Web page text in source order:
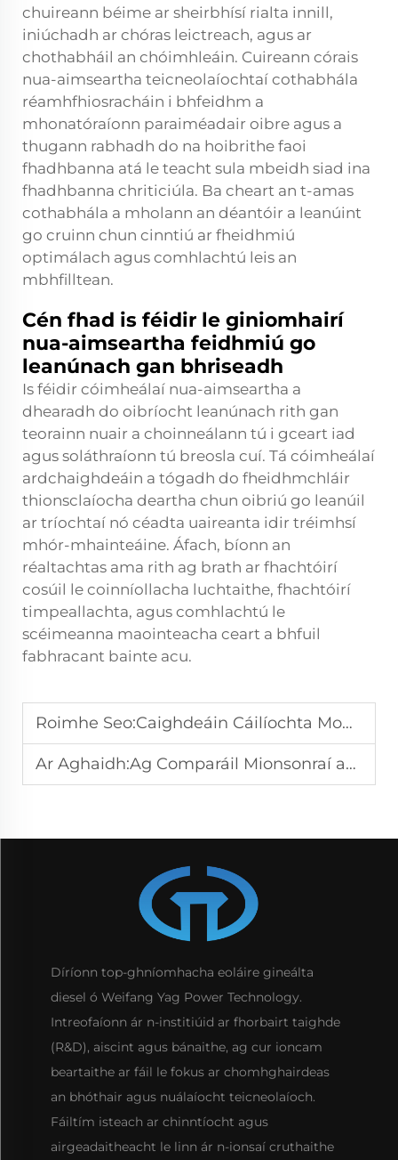
chuireann béime ar sheirbhísí rialta innill,
iniúchadh ar chóras leictreach, agus ar
chothabháil an chóimhleáin. Cuireann córais
nua-aimseartha teicneolaíochtaí cothabhála
réamhfhiosracháin i bhfeidhm a
mhonatóraíonn paraiméadair oibre agus a
thugann rabhadh do na hoibrithe faoi
fhadhbanna atá le teacht sula mbeidh siad ina
fhadhbanna chriticiúla. Ba cheart an t-amas
cothabhála a mholann an déantóir a leanúint
go cruinn chun cinntiú ar fheidhmiú
optimálach agus comhlachtú leis an
mbhfilltean.
Cén fhad is féidir le giniomhairí
nua-aimseartha feidhmiú go
leanúnach gan bhriseadh
Is féidir cóimheálaí nua-aimseartha a
dhearadh do oibríocht leanúnach rith gan
teorainn nuair a choinneálann tú i gceart iad
agus soláthraíonn tú breosla cuí. Tá cóimheálaí
ardchaighdeáin a tógadh do fheidhmchláir
thionsclaíocha deartha chun oibriú go leanúil
ar tríochtaí nó céadta uaireanta idir tréimhsí
mhór-mhainteáine. Áfach, bíonn an
réaltachtas ama rith ag brath ar fhachtóirí
cosúil le coinníollacha luchtaithe, fhachtóirí
timpeallachta, agus comhlachtú le
scéimeanna maointeacha ceart a bhfuil
fabhracant bainte acu.
Roimhe Seo:Caighdeáin Cáilíochta Monartha Gineathóirí: Cad a Bheidh Uim chun Eolas
Ar Aghaidh:Ag Comparáil Mionsonraí agus Tacaíochta ó Tháirgtheoirí Gineadóirí Barr
Díríonn top-ghníomhacha eoláire gineálta
diesel ó Weifang Yag Power Technology.
Intreofaíonn ár n-institiúid ar fhorbairt taighde
(R&D), aiscint agus bánaithe, ag cur ioncam
beartaithe ar fáil le fokus ar chomhghairdeas
an bhóthair agus nuálaíocht teicneolaíoch.
Fáiltím isteach ar chinntíocht agus
airgeadaitheacht le linn ár n-ionsaí cruthaithe